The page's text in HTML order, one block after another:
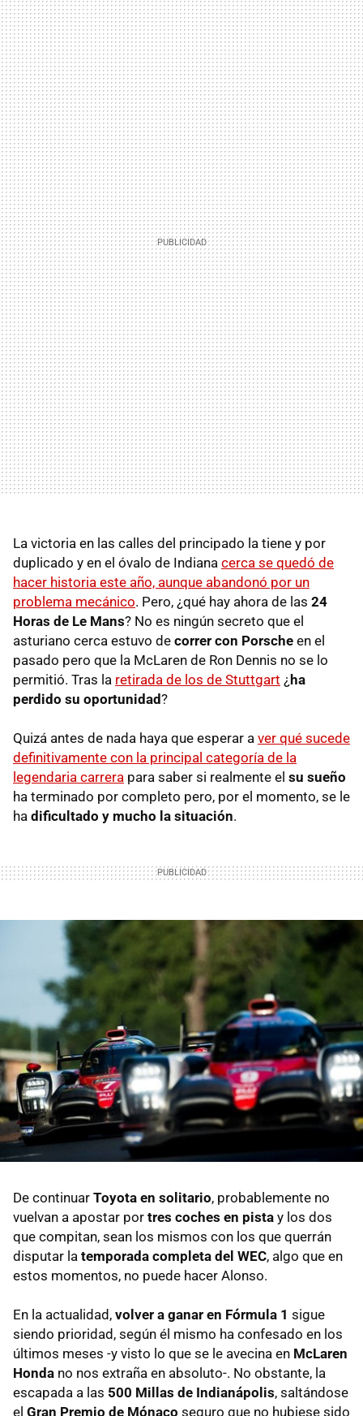
La victoria en las calles del principado la tiene y por
duplicado y en el óvalo de Indiana cerca se quedó de
hacer historia este año, aunque abandonó por un
problema mecánico. Pero, ¿qué hay ahora de las 24
Horas de Le Mans? No es ningún secreto que el
asturiano cerca estuvo de correr con Porsche en el
pasado pero que la McLaren de Ron Dennis no se lo
permitió. Tras la retirada de los de Stuttgart ¿ha
perdido su oportunidad?
Quizá antes de nada haya que esperar a ver qué sucede
definitivamente con la principal categoría de la
legendaria carrera para saber si realmente el su sueño
ha terminado por completo pero, por el momento, se le
ha dificultado y mucho la situación.
De continuar Toyota en solitario, probablemente no
vuelvan a apostar por tres coches en pista y los dos
que compitan, sean los mismos con los que querrán
disputar la temporada completa del WEC, algo que en
estos momentos, no puede hacer Alonso.
En la actualidad, volver a ganar en Fórmula 1 sigue
siendo prioridad, según él mismo ha confesado en los
últimos meses -y visto lo que se le avecina en McLaren
Honda no nos extraña en absoluto-. No obstante, la
escapada a las 500 Millas de Indianápolis, saltándose
el Gran Premio de Mónaco seguro que no hubiese sido